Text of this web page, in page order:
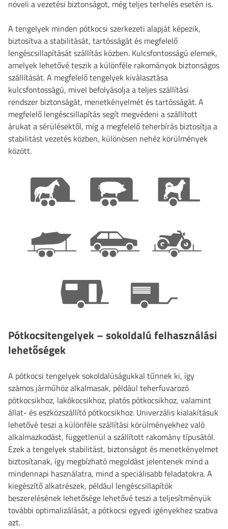
növeli a vezetési biztonságot, még teljes terhelés esetén is.
A tengelyek minden pótkocsi szerkezeti alapját képezik,
biztosítva a stabilitását, tartósságát és megfelelő
lengéscsillapítását szállítás közben. Kulcsfontosságú elemek,
amelyek lehetővé teszik a különféle rakományok biztonságos
szállítását. A megfelelő tengelyek kiválasztása
kulcsfontosságú, mivel befolyásolja a teljes szállítási
rendszer biztonságát, menetkényelmét és tartósságát. A
megfelelő lengéscsillapítás segít megvédeni a szállított
árukat a sérülésektől, míg a megfelelő teherbírás biztosítja a
stabilitást vezetés közben, különösen nehéz körülmények
között.
Pótkocsitengelyek – sokoldalú felhasználási
lehetőségek
A pótkocsi tengelyek sokoldalúságukkal tűnnek ki, így
számos járműhöz alkalmasak, például teherfuvarozó
pótkocsikhoz, lakókocsikhoz, platós pótkocsikhoz, valamint
állat- és eszközszállító pótkocsikhoz. Univerzális kialakításuk
lehetővé teszi a különféle szállítási körülményekhez való
alkalmazkodást, függetlenül a szállított rakomány típusától.
Ezek a tengelyek stabilitást, biztonságot és menetkényelmet
biztosítanak, így megbízható megoldást jelentenek mind a
mindennapi használatra, mind a speciálisabb feladatokra. A
kiegészítő alkatrészek, például lengéscsillapítók
beszerelésének lehetősége lehetővé teszi a teljesítményük
további optimalizálását, a pótkocsi egyedi igényekhez szabva
azt.